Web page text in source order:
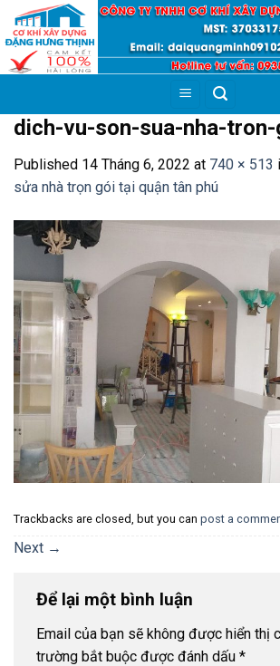
Skip
content
dich-vu-son-sua-nha-
Published 14 Tháng 6, 2022 at 740 × 513
sửa nhà trọn gói tại quận tân phú
Trackbacks are closed, but you can post a
Next →
Để lại một bình luận
Email của bạn sẽ không được hiển thị
trường bắt buộc được đánh dấu *